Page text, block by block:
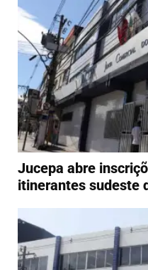
Jucepa abre
itinerantes sudeste